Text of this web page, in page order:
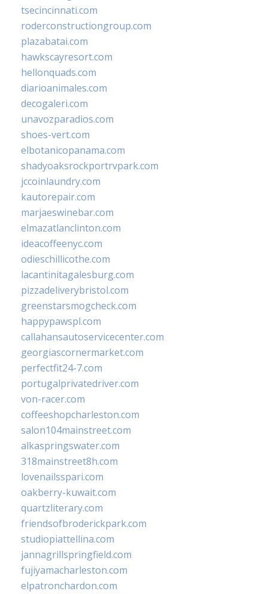
tsecincinnati.com
roderconstructiongroup.com
plazabatai.com
hawkscayresort.com
hellonquads.com
diarioanimales.com
decogaleri.com
unavozparadios.com
shoes-vert.com
elbotanicopanama.com
shadyoaksrockportrvpark.com
jccoinlaundry.com
kautorepair.com
marjaeswinebar.com
elmazatlanclinton.com
ideacoffeenyc.com
odieschillicothe.com
lacantinitagalesburg.com
pizzadeliverybristol.com
greenstarsmogcheck.com
happypawspl.com
callahansautoservicecenter.com
georgiascornermarket.com
perfectfit24-7.com
portugalprivatedriver.com
von-racer.com
coffeeshopcharleston.com
salon104mainstreet.com
alkaspringswater.com
318mainstreet8h.com
lovenailsspari.com
oakberry-kuwait.com
quartzliterary.com
friendsofbroderickpark.com
studiopiattellina.com
jannagrillspringfield.com
fujiyamacharleston.com
elpatronchardon.com